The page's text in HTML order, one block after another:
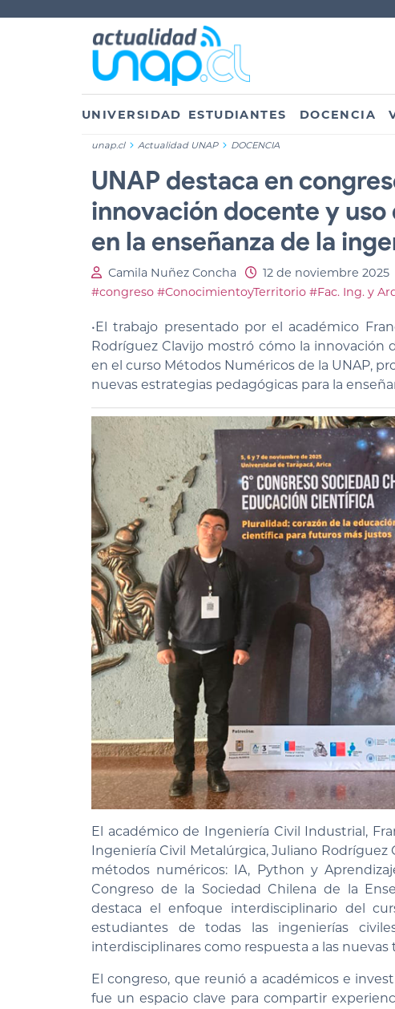
UNIVERSIDAD ESTUDIANTES DOCENCIA
unap.cl Actualidad UNAP DOCENCIA
UNAP destaca en
innovación docente y
en la enseñanza de la
Camila Nuñez Concha
12 de noviembre 2025
#congreso #ConocimientoyTerritorio #Fac. Ing. y
•El trabajo presentado por el académico
Rodríguez Clavijo mostró cómo la
en el curso Métodos Numéricos de la UNAP,
nuevas estrategias pedagógicas para la
El académico de Ingeniería Civil Industrial,
Ingeniería Civil Metalúrgica, Juliano
métodos numéricos: IA, Python y
Congreso de la Sociedad Chilena de la
destaca el enfoque interdisciplinario del
estudiantes de todas las ingenierías
interdisciplinares como respuesta a las
El congreso, que reunió a académicos e
fue un espacio clave para compartir